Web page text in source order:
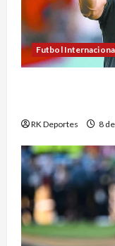
Futbol
RK Deportes 8